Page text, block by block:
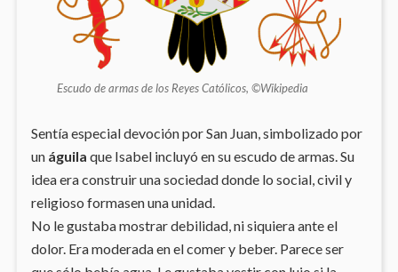
Escudo de armas de los Reyes Católicos, ©Wikipedia
Sentía especial devoción por San Juan, simbolizado por
un águila que Isabel incluyó en su escudo de armas. Su
idea era construir una sociedad donde lo social, civil y
religioso formasen una unidad.
No le gustaba mostrar debilidad, ni siquiera ante el
dolor. Era moderada en el comer y beber. Parece ser